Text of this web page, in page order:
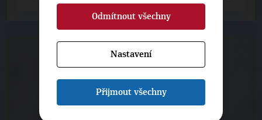
Odmítnout všechny
Nastavení
Přijmout všechny